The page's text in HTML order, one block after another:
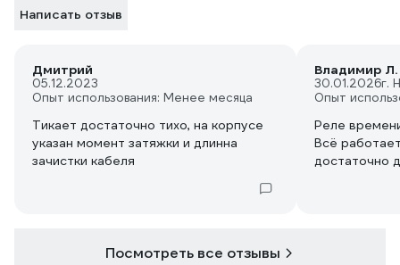
Написать отзыв
Дмитрий
05.12.2023
Опыт использования: Менее месяца
Тикает достаточно тихо, на корпусе
указан момент затяжки и длинна
зачистки кабеля
Владимир Л.
30.01.2026г.
Опыт
Реле
Всё
достаточно
Посмотреть все отзывы